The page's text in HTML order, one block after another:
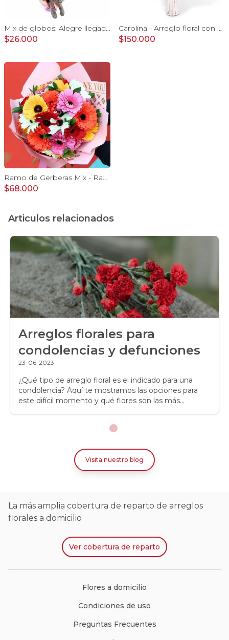
Mix de globos: Alegre llegada Baby Girl
$26.000
Carolina - Arreglo floral con 50 rosas blancas
$150.000
Ramo de Gerberas Mix - Ramo con 30 gerberas multicolor y ruscus
$68.000
Articulos relacionados
Arreglos florales para
condolencias y defunciones
23-06-2023
¿Qué tipo de arreglo floral es el indicado para una
condolencia? Aquí te mostramos las opciones para
este difícil momento y qué flores son las más
Visita nuestro blog
La más amplia cobertura de reparto de arreglos
florales a domicilio
Ver cobertura de reparto
Flores a domicilio
Condiciones de uso
Preguntas Frecuentes